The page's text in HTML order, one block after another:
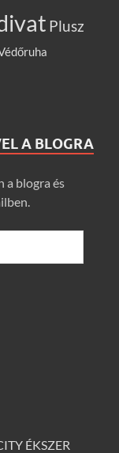
Plusz
A BLOGRA
a blogra és
ÉKSZER